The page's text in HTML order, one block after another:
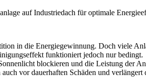
in die Energiegewinnung. Doch viele
funktioniert jedoch nur bedingt.
blockieren und die Leistung der
vor dauerhaften Schäden und verlängert